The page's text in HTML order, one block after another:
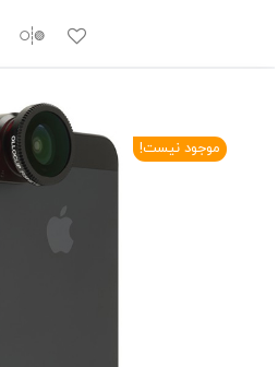
موجود نیست!